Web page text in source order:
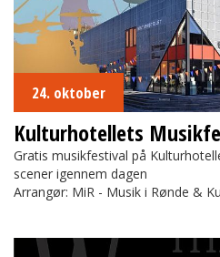
24. oktober
Kulturhotellets
Gratis musikfestival på
scener igennem dagen
Arrangør: MiR - Musik i Rønde &
The Works